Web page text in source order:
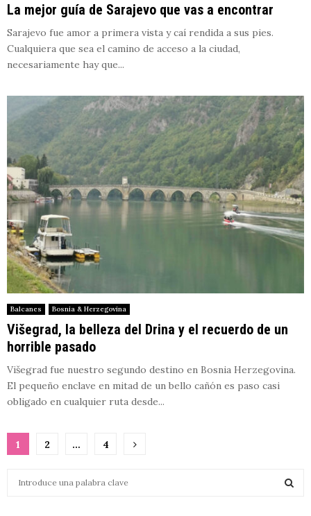
La mejor guía de Sarajevo que vas a encontrar
Sarajevo fue amor a primera vista y caí rendida a sus pies.
Cualquiera que sea el camino de acceso a la ciudad,
necesariamente hay que...
Balcanes Bosnia & Herzegovina
Višegrad, la belleza del Drina y el recuerdo de un
horrible pasado
Višegrad fue nuestro segundo destino en Bosnia Herzegovina.
El pequeño enclave en mitad de un bello cañón es paso casi
obligado en cualquier ruta desde...
Paginación
1 2 … 4